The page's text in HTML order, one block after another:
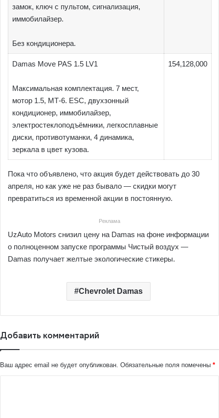
замок, ключ с пультом, сигнализация,
иммобилайзер.
Без кондиционера.
Damas Move PAS 1.5 LV1
Максимальная комплектация. 7 мест,
мотор 1.5, МТ-6. ESC, двухзонный
кондиционер, иммобилайзер,
электростеклоподъёмники, легкосплавные
диски, противотуманки, 4 динамика,
зеркала в цвет кузова.
154,128,000
Пока что объявлено, что акция будет действовать до 30
апреля, но как уже не раз бывало — скидки могут
превратиться из временной акции в постоянную.
Реклама
UzAuto Motors снизил цену на Damas на фоне информации
о полноценном запуске программы Чистый воздух —
Damas получает желтые экологические стикеры.
Chevrolet Damas
Добавить комментарий
Ваш адрес email не будет опубликован. Обязательные поля помечены *